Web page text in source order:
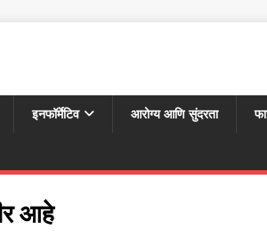
इनफॉर्मेटिव आरोग्य आणि सुंदरता
आहे